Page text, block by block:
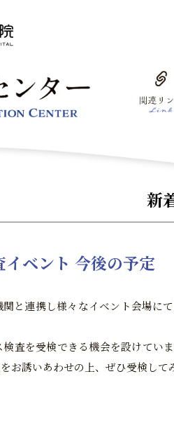
新
ベント 今後の予定
と連携し様々なイベント会場に
査を受検できる機会を設けてい
お誘いあわせの上、ぜひ受検して